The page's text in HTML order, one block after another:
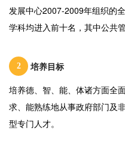
发展中心2007-2009年组织的
学科均进入前十名，其中公共
2 培养目标
培养德、智、能、体诸方面全
求、能熟练地从事政府部门及
型专门人才。